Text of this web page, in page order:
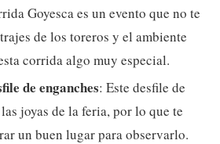
Goyesca es un evento que no te
de los toreros y el ambiente
corrida algo muy especial.
de enganches: Este desfile de
joyas de la feria, por lo que te
un buen lugar para observarlo.